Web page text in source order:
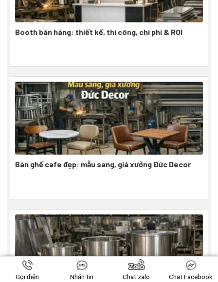
Booth bán hàng: thiết kế, thi công, chi phí & ROI
Bàn ghế cafe đẹp: mẫu sang, giá xưởng Đức Decor
Gọi điện Nhắn tin Chat zalo Chat Facebook